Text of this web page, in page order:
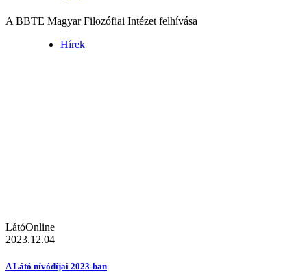
A BBTE Magyar Filozófiai Intézet felhívása
Hírek
LátóOnline
2023.12.04
A Látó nívódíjai 2023-ban